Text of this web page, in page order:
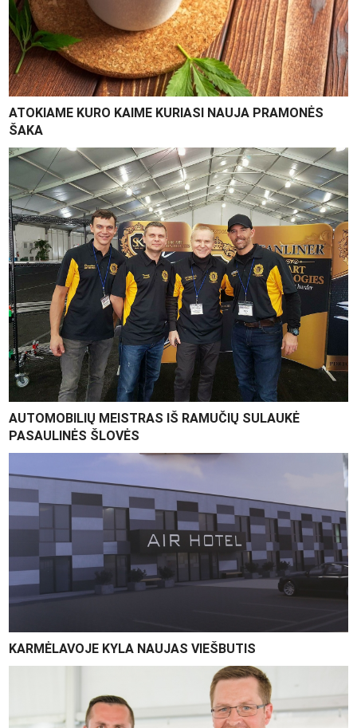
ATOKIAME KURO KAIME KURIASI NAUJA PRAMONĖS
ŠAKA
AUTOMOBILIŲ MEISTRAS IŠ RAMUČIŲ SULAUKĖ
PASAULINĖS ŠLOVĖS
KARMĖLAVOJE KYLA NAUJAS VIEŠBUTIS